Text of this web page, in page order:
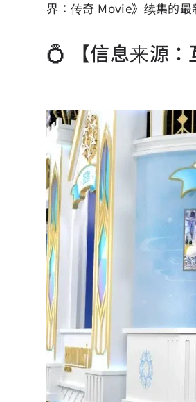
界：传奇 Movie》续集的
💍 【信息来源：